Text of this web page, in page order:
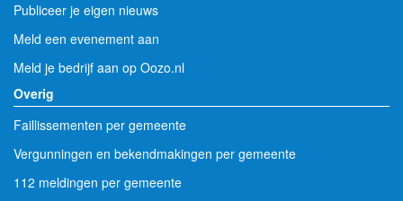
Publiceer je eigen nieuws
Meld een evenement aan
Meld je bedrijf aan op Oozo.nl
Overig
Faillissementen per gemeente
Vergunningen en bekendmakingen per gemeente
112 meldingen per gemeente